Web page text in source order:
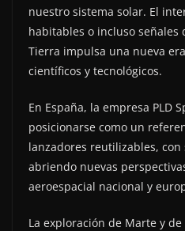
nuestro sistema solar. El
habitables o incluso señales
Tierra impulsa una nueva
científicos y tecnológicos.
En España, la empresa PLD
posicionarse como un
lanzadores reutilizables, con
abriendo nuevas
aeroespacial nacional y
La exploración de Marte y